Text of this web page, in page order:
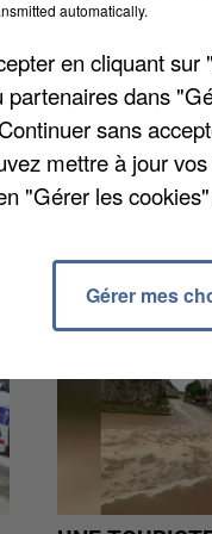
les femmes qui
les Yvelines,
plus qu'en
automatically.
en cliquant
partenaires dans
sans
mettre à jour
"Gérer les
Gérer mes